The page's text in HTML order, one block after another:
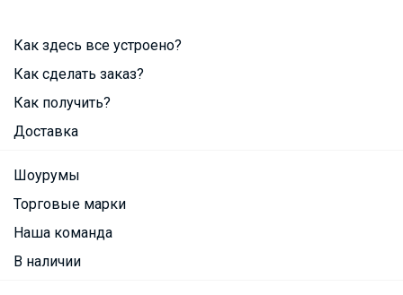
Как здесь все устроено?
Как сделать заказ?
Как получить?
Доставка
Шоурумы
Торговые марки
Наша команда
В наличии